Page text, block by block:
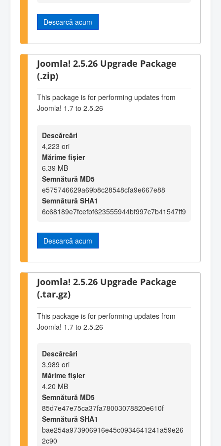
Descarcă acum
Joomla! 2.5.26 Upgrade Package
(.zip)
This package is for performing updates from
Joomla! 1.7 to 2.5.26
Descărcări
4,223 ori
Mărime fișier
6.39 MB
Semnătură MD5
e575746629a69b8c28548cfa9e667e88
Semnătură SHA1
6c68189e7fcefbf623555944bf997c7b41547ff9
Descarcă acum
Joomla! 2.5.26 Upgrade Package
(.tar.gz)
This package is for performing updates from
Joomla! 1.7 to 2.5.26
Descărcări
3,989 ori
Mărime fișier
4.20 MB
Semnătură MD5
85d7e47e75ca37fa78003078820e610f
Semnătură SHA1
bae254a973906916e45c0934641241a59e26
2c90